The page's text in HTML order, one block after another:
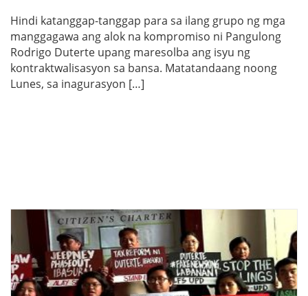
Hindi katanggap-tanggap para sa ilang grupo ng mga
manggagawa ang alok na kompromiso ni Pangulong
Rodrigo Duterte upang maresolba ang isyu ng
kontraktwalisasyon sa bansa. Matatandaang noong
Lunes, sa inagurasyon […]